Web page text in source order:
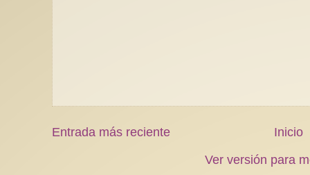
Entrada más reciente
Inicio
Ver versión para